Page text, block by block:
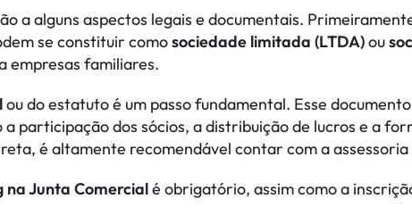
a alguns aspectos legais e documentais.
se constituir comosociedade limitada (LTDA)ou
empresas familiares.
ou do estatuto é um passo fundamental. Esse
participação dos sócios, a distribuição de lucros e a
é altamente recomendável contar com a assessoria
na Junta Comercialé obrigatório, assim como a